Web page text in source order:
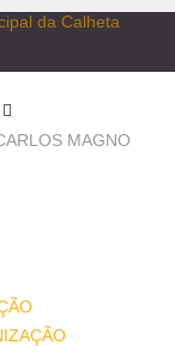
MAGNO